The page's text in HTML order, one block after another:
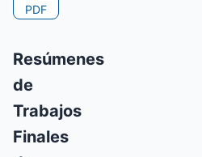
PDF
Resúmenes
de
Trabajos
Finales